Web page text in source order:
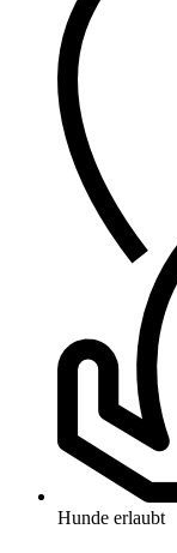
Hunde erlaubt